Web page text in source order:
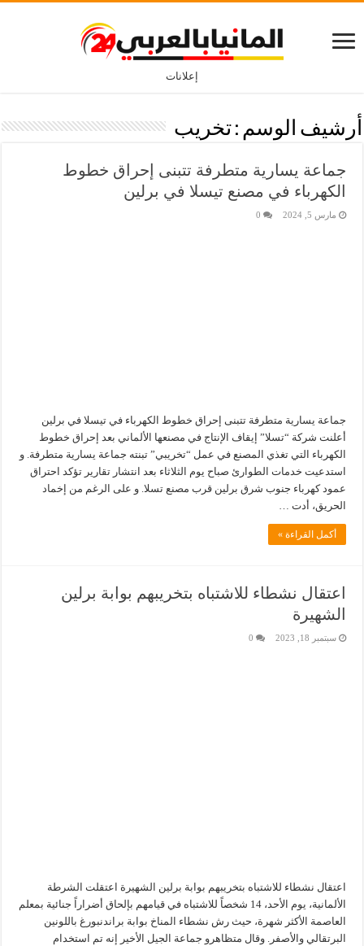
إعلانات
أرشيف الوسم :تخريب
جماعة يسارية متطرفة تتبنى إحراق خطوط
الكهرباء في مصنع تيسلا في برلين
مارس 5, 2024 0
جماعة يسارية متطرفة تتبنى إحراق خطوط الكهرباء في تيسلا في برلين
أعلنت شركة “تسلا” إيقاف الإنتاج في مصنعها الألماني بعد إحراق خطوط
الكهرباء التي تغذي المصنع في عمل “تخريبي” تبنته جماعة يسارية متطرفة. و
استدعيت خدمات الطوارئ صباح يوم الثلاثاء بعد انتشار تقارير تؤكد احتراق
عمود كهرباء جنوب شرق برلين قرب مصنع تسلا. و على الرغم من إخماد
الحريق، أدت …
أكمل القراءة »
اعتقال نشطاء للاشتباه بتخريبهم بوابة برلين
الشهيرة
سبتمبر 18, 2023 0
اعتقال نشطاء للاشتباه بتخريبهم بوابة برلين الشهيرة اعتقلت الشرطة
الألمانية، يوم الأحد، 14 شخصاً للاشتباه في قيامهم بإلحاق أضراراً جنائية بمعلم
العاصمة الأكثر شهرة، حيث رش نشطاء المناخ بوابة براندنبورغ باللونين
البرتقالي والأصفر. وقال متظاهرو جماعة الجيل الأخير إنه تم استخدام